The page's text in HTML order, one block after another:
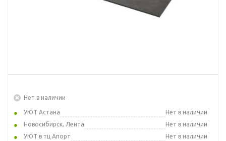
Нет в наличии
УЮТ Астана
Нет в наличии
Новосибирск, Лента
Нет в наличии
УЮТ в тц Апорт
Нет в наличии